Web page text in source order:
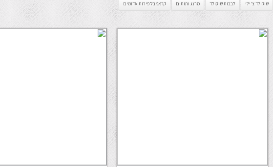
שוקולד צ'ילי לבבות שוקולד מרנג ותותים קראמבל פירות אדומים